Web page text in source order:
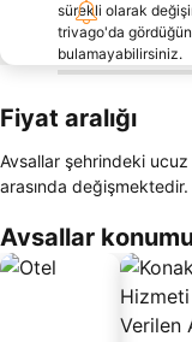
sürekli olarak
trivago'da
bulamayabilirsiniz.
Fiyat aralığı
Avsallar şehrindeki
arasında değişmektedir.
Avsallar